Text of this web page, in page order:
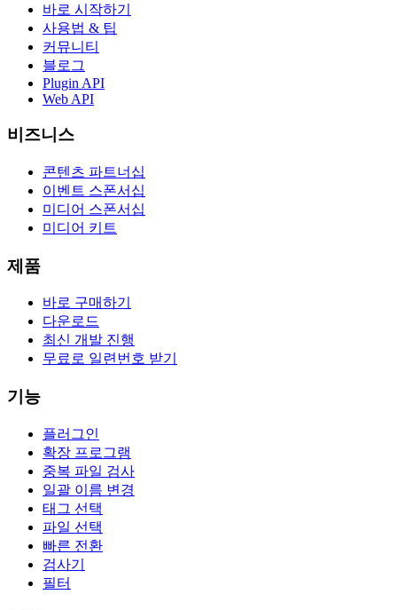
바로 시작하기
사용법 & 팁
커뮤니티
블로그
Plugin API
Web API
비즈니스
콘텐츠 파트너십
이벤트 스폰서십
미디어 스폰서십
미디어 키트
제품
바로 구매하기
다운로드
최신 개발 진행
무료로 일련번호 받기
기능
플러그인
확장 프로그램
중복 파일 검사
일괄 이름 변경
태그 선택
파일 선택
빠른 전환
검사기
필터